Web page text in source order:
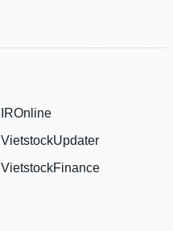
IROnline
VietstockUpdater
VietstockFinance